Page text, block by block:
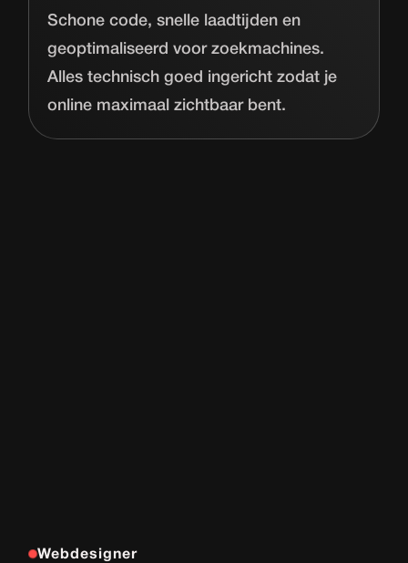
Schone code, snelle laadtijden en
geoptimaliseerd voor zoekmachines.
Alles technisch goed ingericht zodat je
online maximaal zichtbaar bent.
Webdesigner